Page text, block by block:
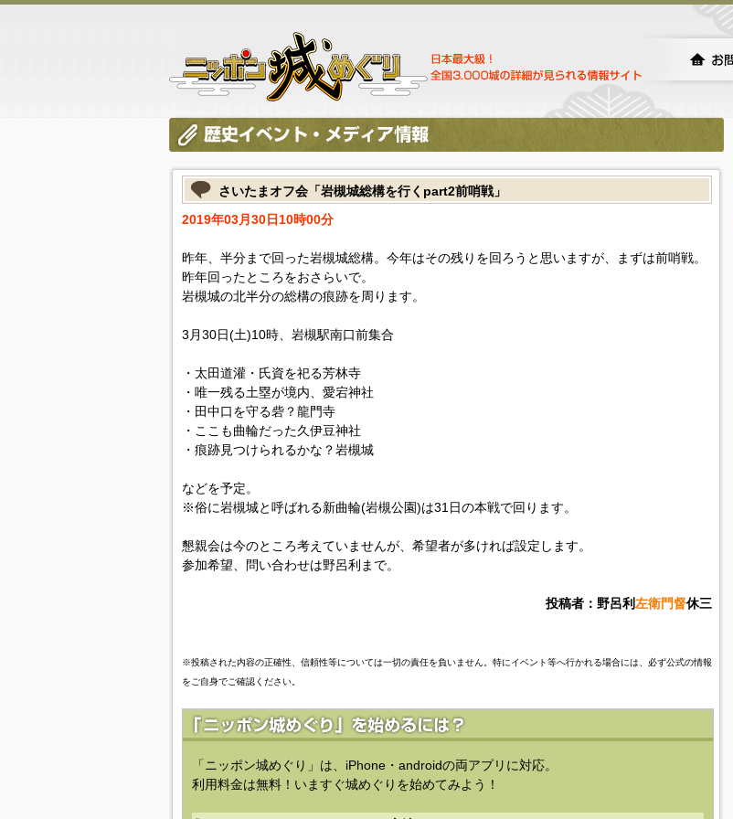
さいたまオフ会「岩槻城総構を行くpart2前哨戦」
2019年03月30日10時00分
昨年、半分まで回った岩槻城総構。今年はその残りを回ろうと思いますが、まずは前哨戦。
昨年回ったところをおさらいで。
岩槻城の北半分の総構の痕跡を周ります。
3月30日(土)10時、岩槻駅南口前集合
・太田道灌・氏資を祀る芳林寺
・唯一残る土塁が境内、愛宕神社
・田中口を守る砦？龍門寺
・ここも曲輪だった久伊豆神社
・痕跡見つけられるかな？岩槻城
などを予定。
※俗に岩槻城と呼ばれる新曲輪(岩槻公園)は31日の本戦で回ります。
懇親会は今のところ考えていませんが、希望者が多ければ設定します。
参加希望、問い合わせは野呂利まで。
投稿者：野呂利左衛門督休三
※投稿された内容の正確性、信頼性等については一切の責任を負いません。特にイベント等へ行かれる場合には、必ず公式の情報
をご自身でご確認ください。
「ニッポン城めぐり」は、iPhone・androidの両アプリに対応。
利用料金は無料！いますぐ城めぐりを始めてみよう！